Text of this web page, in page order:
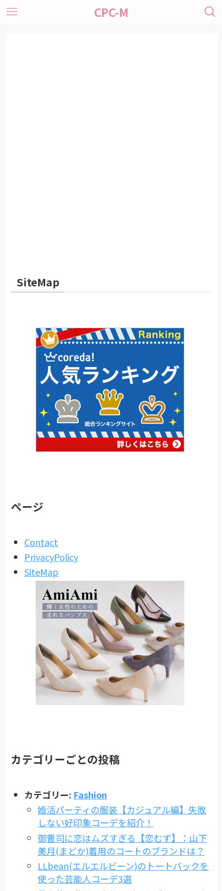
CPC-M
SiteMap
ページ
Contact
PrivacyPolicy
SiteMap
カテゴリーごとの投稿
カテゴリー: Fashion
婚活パーティの服装【カジュアル編】失敗
しない好印象コーデを紹介！
御曹司に恋はムズすぎる【恋むず】：山下
美月(まどか)着用のコートのブランドは？
LLbean(エルエルビーン)のトートバックを
使った芸能人コーデ3選